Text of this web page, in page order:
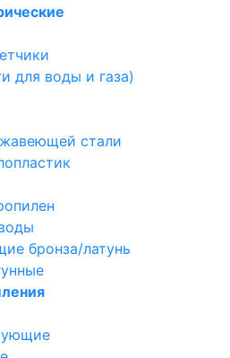
для воды и газа)
стали
бронза/латунь